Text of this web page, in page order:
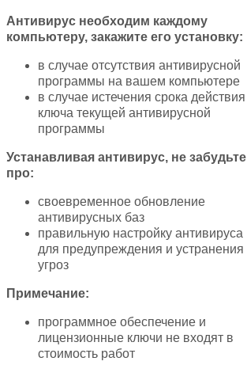
Антивирус необходим каждому
компьютеру, закажите его установку:
в случае отсутствия антивирусной
программы на вашем компьютере
в случае истечения срока действия
ключа текущей антивирусной
программы
Устанавливая антивирус, не забудьте
про:
своевременное обновление
антивирусных баз
правильную настройку антивируса
для предупреждения и устранения
угроз
Примечание:
программное обеспечение и
лицензионные ключи не входят в
стоимость работ